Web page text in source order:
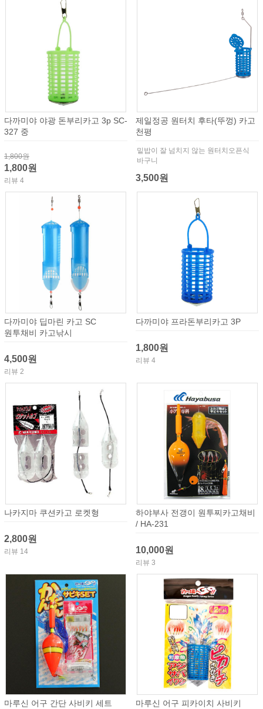
다까미야 야광 돈부리카고 3p SC-
327 중
1,800원
1,800원
리뷰 4
제일정공 원터치 후타(뚜껑) 카고
천평
밑밥이 잘 넘치지 않는 원터치오픈식
바구니
3,500원
다까미야 딥마린 카고 SC
원투채비 카고낚시
4,500원
리뷰 2
다까미야 프라돈부리카고 3P
1,800원
리뷰 4
나카지마 쿠션카고 로켓형
2,800원
리뷰 14
하야부사 전갱이 원투찌카고채비
/ HA-231
10,000원
리뷰 3
마루신 어구 간단 사비키 세트
마루신 어구 피카이치 사비키